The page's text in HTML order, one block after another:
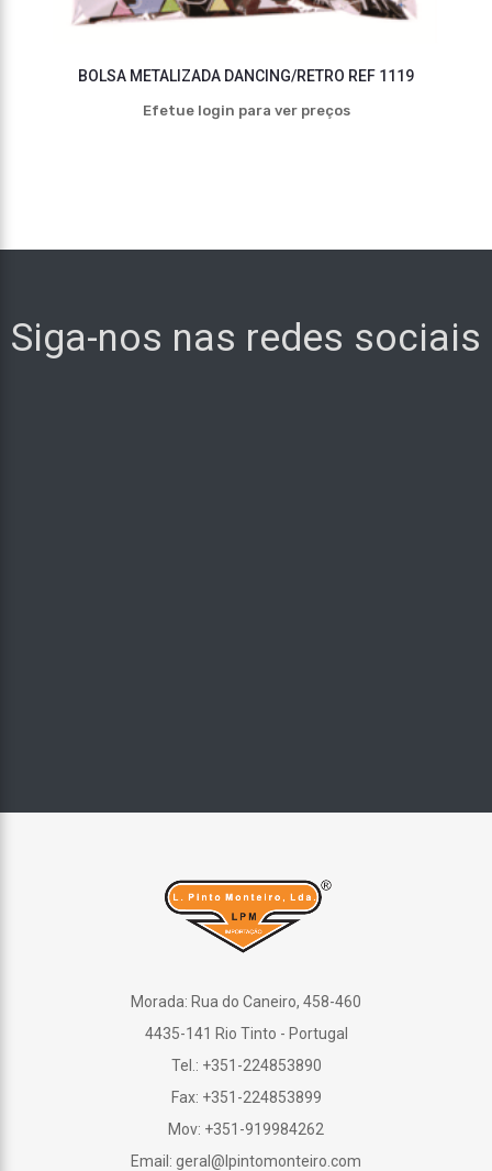
BOLSA METALIZADA DANCING/RETRO REF 1119
Efetue login para ver preços
Siga-nos nas redes sociais
Morada: Rua do Caneiro, 458-460
4435-141 Rio Tinto - Portugal
Tel.: +351-224853890
Fax: +351-224853899
Mov: +351-919984262
Email: geral@lpintomonteiro.com